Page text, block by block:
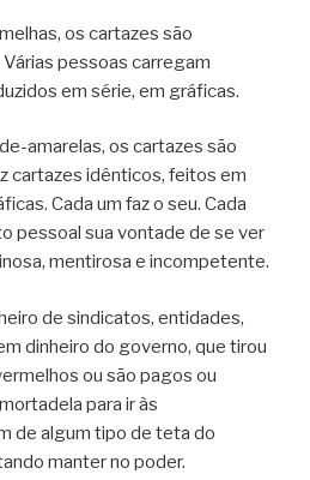
os cartazes são
pessoas carregam
em série, em gráficas.
amarelas, os cartazes são
cartazes idênticos, feitos em
Cada um faz o seu. Cada
pessoal sua vontade de se ver
mentirosa e incompetente.
de sindicatos, entidades,
dinheiro do governo, que tirou
ou são pagos ou
para ir às
de algum tipo de teta do
manter no poder.